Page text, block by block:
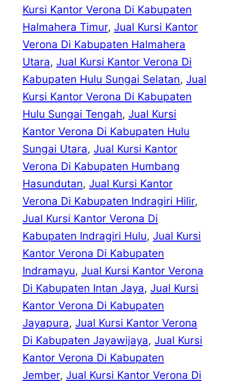
Kursi Kantor Verona Di Kabupaten
Halmahera Timur, Jual Kursi Kantor
Verona Di Kabupaten Halmahera
Utara, Jual Kursi Kantor Verona Di
Kabupaten Hulu Sungai Selatan, Jual
Kursi Kantor Verona Di Kabupaten
Hulu Sungai Tengah, Jual Kursi
Kantor Verona Di Kabupaten Hulu
Sungai Utara, Jual Kursi Kantor
Verona Di Kabupaten Humbang
Hasundutan, Jual Kursi Kantor
Verona Di Kabupaten Indragiri Hilir
Jual Kursi Kantor Verona Di
Kabupaten Indragiri Hulu, Jual Kursi
Kantor Verona Di Kabupaten
Indramayu, Jual Kursi Kantor Verona
Di Kabupaten Intan Jaya, Jual Kursi
Kantor Verona Di Kabupaten
Jayapura, Jual Kursi Kantor Verona
Di Kabupaten Jayawijaya, Jual Kursi
Kantor Verona Di Kabupaten
Jember, Jual Kursi Kantor Verona Di